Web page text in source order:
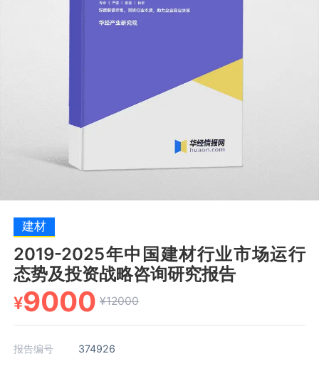
建材
2019-2025年中国建材行业市场运行
态势及投资战略咨询研究报告
¥9000 ¥12000
报告编号 374926